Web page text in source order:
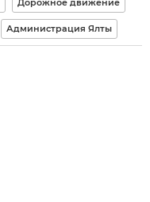
Администрация Ялты